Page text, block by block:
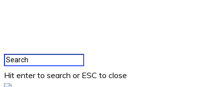
Hit enter to search or ESC to close